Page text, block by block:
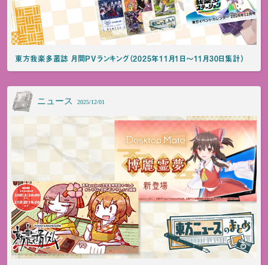
東方我楽多叢誌 月間PVランキング（2025年11月1日～11月30日集計）
ニュース 2025/12/01